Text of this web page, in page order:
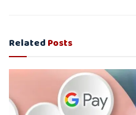
RelatedPosts